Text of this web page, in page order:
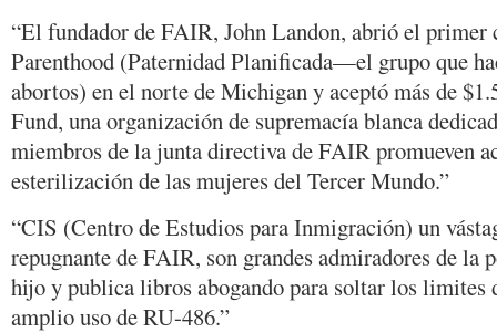
“El fundador de FAIR, John Landon, abrió el primer
Parenthood (Paternidad Planificada—el grupo que
abortos) en el norte de Michigan y aceptó más de
Fund, una organización de supremacía blanca
miembros de la junta directiva de FAIR promueven
esterilización de las mujeres del Tercer Mundo.”
“CIS (Centro de Estudios para Inmigración) un
repugnante de FAIR, son grandes admiradores de la
hijo y publica libros abogando para soltar los limites
amplio uso de RU-486.”